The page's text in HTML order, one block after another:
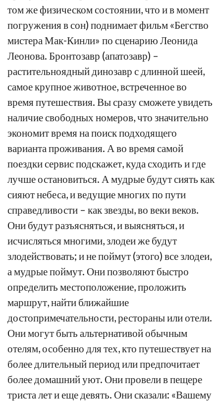
том же физическом состоянии, что и в момент
погружения в сон) поднимает фильм «Бегство
мистера Мак-Кинли» по сценарию Леонида
Леонова. Бронтозавр (апатозавр) –
растительноядный динозавр с длинной шеей,
самое крупное животное, встреченное во
время путешествия. Вы сразу сможете увидеть
наличие свободных номеров, что значительно
экономит время на поиск подходящего
варианта проживания. А во время самой
поездки сервис подскажет, куда сходить и где
лучше остановиться. А мудрые будут сиять как
сияют небеса, и ведущие многих по пути
справедливости – как звезды, во веки веков.
Они будут разъясняться, и выясняться, и
исчисляться многими, злодеи же будут
злодействовать; и не поймут (этого) все злодеи,
а мудрые поймут. Они позволяют быстро
определить местоположение, проложить
маршрут, найти ближайшие
достопримечательности, рестораны или отели.
Они могут быть альтернативой обычным
отелям, особенно для тех, кто путешествует на
более длительный период или предпочитает
более домашний уют. Они провели в пещере
триста лет и еще девять. Они сказали: «Вашему